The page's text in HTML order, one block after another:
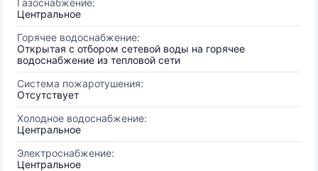
Газоснабжение:
Центральное
Горячее водоснабжение:
Открытая с отбором сетевой воды на горячее
водоснабжение из тепловой сети
Система пожаротушения:
Отсутствует
Холодное водоснабжение:
Центральное
Электроснабжение:
Центральное